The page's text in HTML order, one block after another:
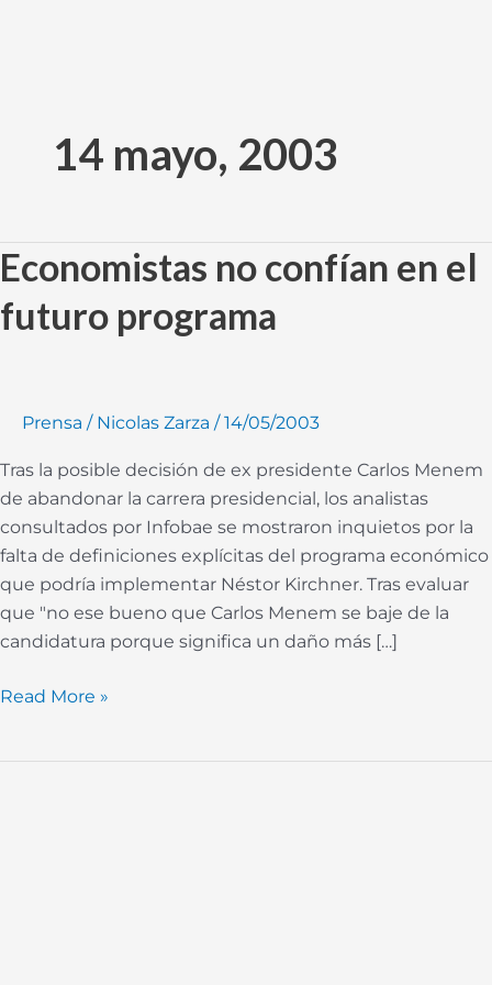
contenido14 mayo, 2003
Economistas no confían en el
futuro programa
Prensa / Nicolas Zarza /14/05/2003
Tras la posible decisión de ex presidente Carlos Menem
de abandonar la carrera presidencial, los analistas
consultados por Infobae se mostraron inquietos por la
falta de definiciones explícitas del programa económico
que podría implementar Néstor Kirchner. Tras evaluar
que "no ese bueno que Carlos Menem se baje de la
candidatura porque significa un daño más […]
Economistas
no
confían
programa
Read More »